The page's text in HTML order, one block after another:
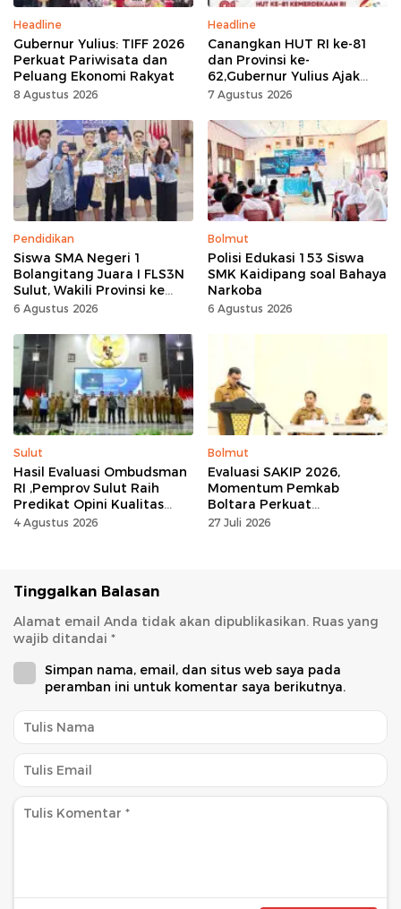
Headline
Gubernur Yulius: TIFF 2026
Perkuat Pariwisata dan
Peluang Ekonomi Rakyat
8 Agustus 2026
Headline
Canangkan HUT RI ke-81
dan Provinsi ke-
62,Gubernur Yulius Ajak
Seluruh Masyarakat
Kemerdekaan Momentum
Kerja Keras
7 Agustus 2026
Pendidikan
Siswa SMA Negeri 1
Bolangitang Juara I FLS3N
Sulut, Wakili Provinsi ke
Tingkat Nasional
6 Agustus 2026
Bolmut
Polisi Edukasi 153 Siswa
SMK Kaidipang soal Bahaya
Narkoba
6 Agustus 2026
Sulut
Hasil Evaluasi Ombudsman
RI ,Pemprov Sulut Raih
Predikat Opini Kualitas
Tinggi Tanpa
4 Agustus 2026
Bolmut
Evaluasi SAKIP 2026,
Momentum Pemkab
Boltara Perkuat
Akuntabilitas dan Kinerja
27 Juli 2026
Tinggalkan Balasan
Alamat email Anda tidak akan dipublikasikan. Ruas yang
wajib ditandai *
Simpan nama, email, dan situs web saya pada
peramban ini untuk komentar saya berikutnya.